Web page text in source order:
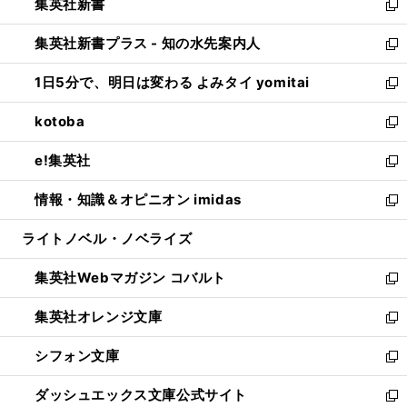
く
で
開
く
ィ
ン
ド
ウ
で
開
く
い
ウ
ィ
ン
ド
ウ
で
開
く
集英社新書
新
し
い
ウ
ィ
ン
ド
ウ
で
開
く
集英社新書プラス - 知の水先案内人
新
し
い
ウ
ィ
ン
ド
ウ
で
開
1日5分で、明日は変わる よみタイ yomitai
新
し
い
ウ
ィ
ン
ド
ウ
開
く
kotoba
新
し
い
ウ
ィ
ン
ウ
で
開
く
e!集英社
新
し
い
ウ
ン
ド
ウ
で
開
く
情報・知識＆オピニオン imidas
新
し
ウ
ィ
ン
ド
ウ
で
開
く
ライトノベル・ノベライズ
集英社Webマガジン コバルト
新
し
い
ウ
ィ
ン
ド
集英社オレンジ文庫
新
し
い
ウ
ィ
シフォン文庫
新
し
い
ダッシュエックス文庫公式サイト 新